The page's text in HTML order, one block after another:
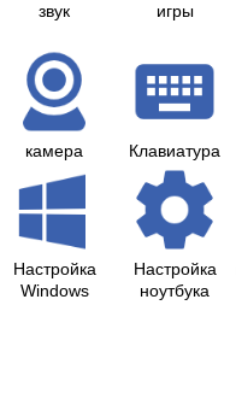
звук игры
камера Клавиатура
Настройка
Windows
Настройка
ноутбука